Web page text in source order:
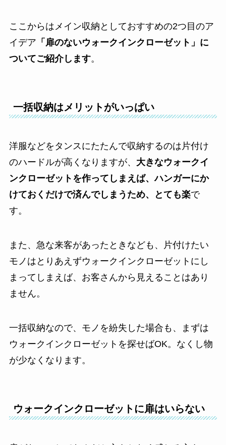
ここからはメイン収納としておすすめの2つ目のア
イデア 「扉のないウォークインクローゼット」に
ついてご紹介します。
一括収納はメリットがいっぱい
洋服などをタンスにたたんで収納するのは片付け
のハードルが高くなりますが、 大きなウォークイ
ンクローゼットを作ってしまえば、ハンガーにか
けておくだけで済んでしまうため、とても楽で
す。
また、急な来客があったときなども、片付けたい
モノはとりあえずウォークインクローゼットにし
まってしまえば、お客さんから見えることはあり
ません。
一括収納なので、モノを紛失した場合も、まずは
ウォークインクローゼットを探せばOK。なくし物
が少なくなります。
ウォークインクローゼットに扉はいらない